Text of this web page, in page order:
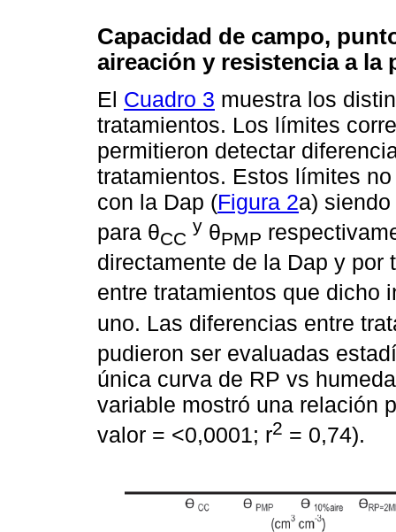
Capacidad de campo,
aireación y resistencia a la
El Cuadro 3 muestra los
tratamientos. Los límites
permitieron detectar
tratamientos. Estos límites
con la Dap (Figura 2a)
para θCC
y θPMP
directamente de la Dap y
entre tratamientos que dicho
uno. Las diferencias entre
pudieron ser evaluadas
única curva de RP vs
variable mostró una relación
valor = <0,0001; r2 = 0,74).